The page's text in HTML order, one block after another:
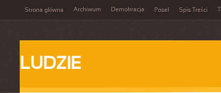
Strona główna Archiwum Demokracja Poseł Spis Treści
LUDZIE